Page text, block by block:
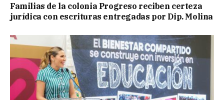
Familias de la colonia Progreso reciben certeza
jurídica con escrituras entregadas por Dip. Molina